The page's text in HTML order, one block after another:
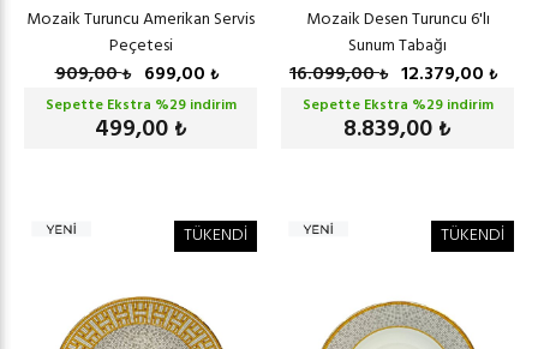
Mozaik Turuncu Amerikan Servis
Peçetesi
909,00₺ 699,00 ₺
Sepette Ekstra %29indirim
499,00 ₺
Mozaik Desen Turuncu 6'lı
Sunum Tabağı
16.099,00₺ 12.379,00 ₺
Sepette Ekstra %29indirim
8.839,00 ₺
TÜKENDİ TÜKENDİ